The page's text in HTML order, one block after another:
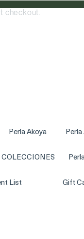
checkout.
Perla Akoya
COLECCIONES
List Gift